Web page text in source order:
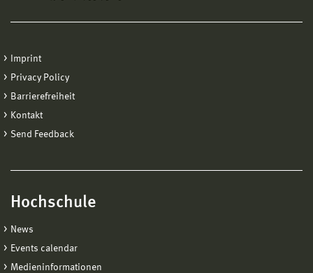
Imprint
Privacy Policy
Barrierefreiheit
Kontakt
Send Feedback
Hochschule
News
Events calendar
Medieninformationen